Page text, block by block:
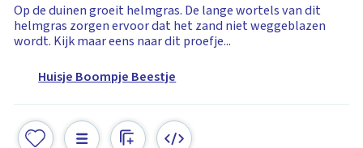
Op de duinen groeit helmgras. De lange wortels van dit
helmgras zorgen ervoor dat het zand niet weggeblazen
wordt. Kijk maar eens naar dit proefje...
Huisje Boompje Beestje